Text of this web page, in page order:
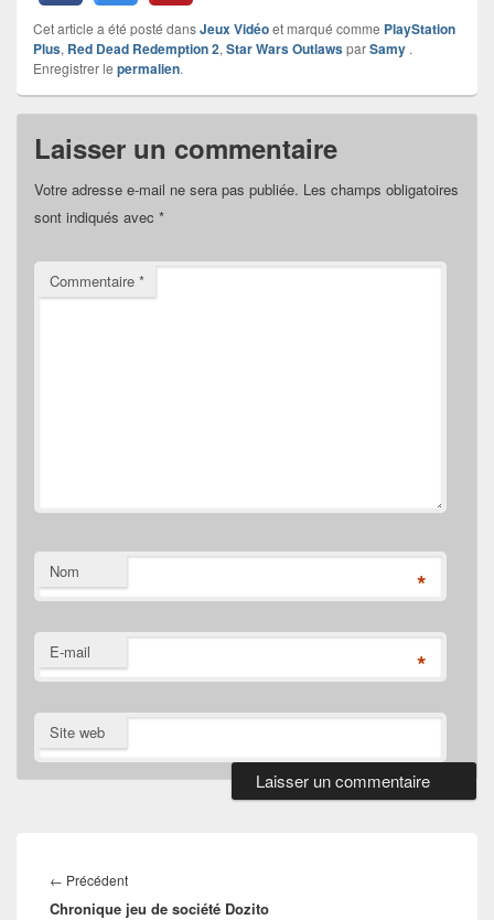
Cet article a été posté dansJeux Vidéoet marqué comme PlayStation
Plus, Red Dead Redemption 2, Star Wars OutlawsparSamy .
Enregistrer le permalien.
Laisser un commentaire
Votre adresse e-mail ne sera pas publiée. Les champs obligatoires
sont indiqués avec *
Commentaire *
Nom *
E-mail *
Site web
de
l’article
← PrécédentArticle
précédent :
Chronique jeu de société Dozito